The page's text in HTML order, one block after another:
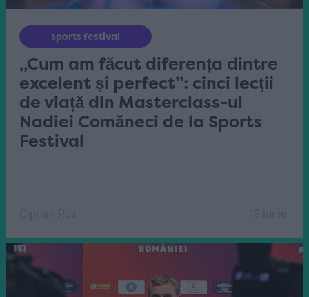
sports festival
„Cum am făcut diferența dintre
excelent și perfect”: cinci lecții
de viață din Masterclass-ul
Nadiei Comăneci de la Sports
Festival